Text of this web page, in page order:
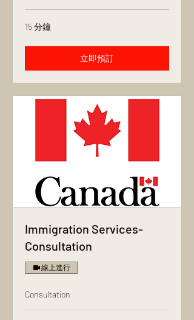
15 分鐘
立即預訂
Immigration Services-
Consultation
線上進行
Consultation